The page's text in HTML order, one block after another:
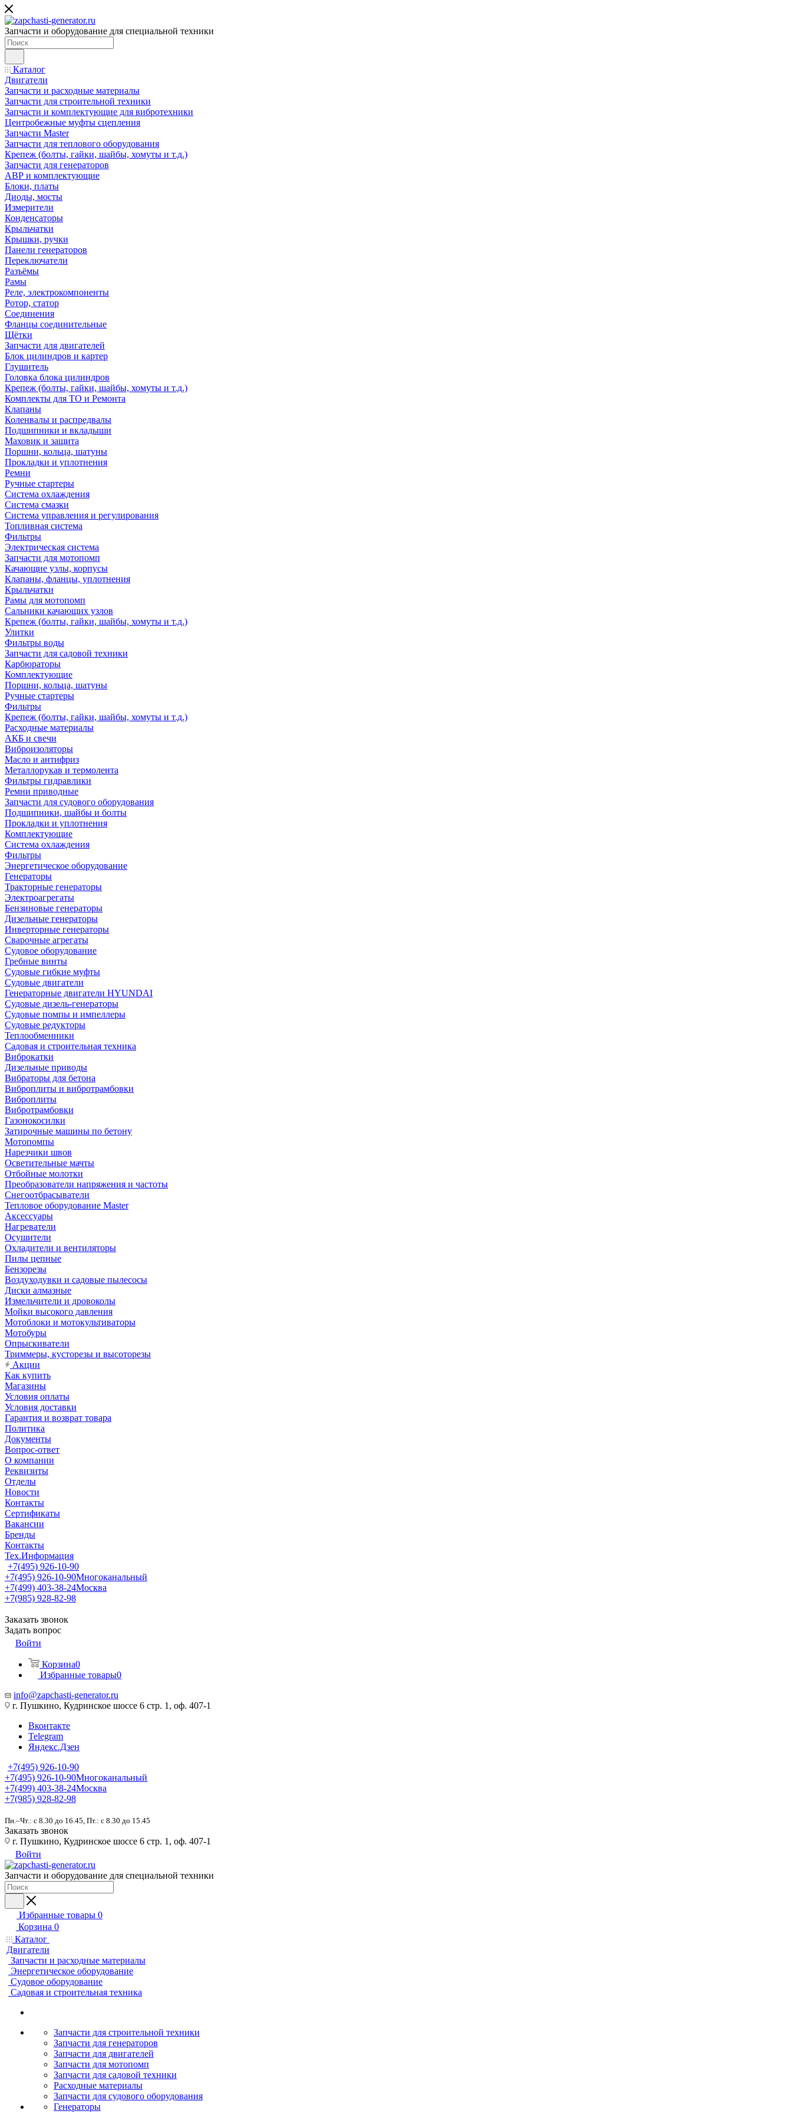
Запчасти и оборудование для специальной техники
Каталог
Двигатели
Запчасти и расходные материалы
Запчасти для строительной техники
Запчасти и комплектующие для вибротехники
Центробежные муфты сцепления
Запчасти Master
Запчасти для теплового оборудования
Крепеж (болты, гайки, шайбы, хомуты и т.д.)
Запчасти для генераторов
АВР и комплектующие
Блоки, платы
Диоды, мосты
Измерители
Конденсаторы
Крыльчатки
Крышки, ручки
Панели генераторов
Переключатели
Разъёмы
Рамы
Реле, электрокомпоненты
Ротор, статор
Соединения
Фланцы соединительные
Щётки
Запчасти для двигателей
Блок цилиндров и картер
Глушитель
Головка блока цилиндров
Крепеж (болты, гайки, шайбы, хомуты и т.д.)
Комплекты для ТО и Ремонта
Клапаны
Коленвалы и распредвалы
Подшипники и вкладыши
Маховик и защита
Поршни, кольца, шатуны
Прокладки и уплотнения
Ремни
Ручные стартеры
Система охлаждения
Система смазки
Система управления и регулирования
Топливная система
Фильтры
Электрическая система
Запчасти для мотопомп
Качающие узлы, корпусы
Клапаны, фланцы, уплотнения
Крыльчатки
Рамы для мотопомп
Сальники качающих узлов
Крепеж (болты, гайки, шайбы, хомуты и т.д.)
Улитки
Фильтры воды
Запчасти для садовой техники
Карбюраторы
Комплектующие
Поршни, кольца, шатуны
Ручные стартеры
Фильтры
Крепеж (болты, гайки, шайбы, хомуты и т.д.)
Расходные материалы
АКБ и свечи
Виброизоляторы
Масло и антифриз
Металлорукав и термолента
Фильтры гидравлики
Ремни приводные
Запчасти для судового оборудования
Подшипники, шайбы и болты
Прокладки и уплотнения
Комплектующие
Система охлаждения
Фильтры
Энергетическое оборудование
Генераторы
Тракторные генераторы
Электроагрегаты
Бензиновые генераторы
Дизельные генераторы
Инверторные генераторы
Сварочные агрегаты
Судовое оборудование
Гребные винты
Судовые гибкие муфты
Судовые двигатели
Генераторные двигатели HYUNDAI
Судовые дизель-генераторы
Судовые помпы и импеллеры
Судовые редукторы
Теплообменники
Садовая и строительная техника
Виброкатки
Дизельные приводы
Вибраторы для бетона
Виброплиты и вибротрамбовки
Виброплиты
Вибротрамбовки
Газонокосилки
Затирочные машины по бетону
Мотопомпы
Нарезчики швов
Осветительные мачты
Отбойные молотки
Преобразователи напряжения и частоты
Снегоотбрасыватели
Тепловое оборудование Master
Аксессуары
Нагреватели
Осушители
Охладители и вентиляторы
Пилы цепные
Бензорезы
Воздуходувки и садовые пылесосы
Диски алмазные
Измельчители и дровоколы
Мойки высокого давления
Мотоблоки и мотокультиваторы
Мотобуры
Опрыскиватели
Триммеры, кусторезы и высоторезы
Акции
Как купить
Магазины
Условия оплаты
Условия доставки
Гарантия и возврат товара
Политика
Документы
Вопрос-ответ
О компании
Реквизиты
Отделы
Новости
Контакты
Сертификаты
Вакансии
Бренды
Контакты
Тех.Информация
+7(495) 926-10-90
+7(495) 926-10-90Многоканальный
+7(499) 403-38-24Москва
+7(985) 928-82-98
Заказать звонок
Задать вопрос
Войти
Корзина0
Избранные товары0
info@zapchasti-generator.ru
г. Пушкино, Кудринское шоссе 6 стр. 1, оф. 407-1
Вконтакте
Telegram
Яндекс.Дзен
+7(495) 926-10-90
+7(495) 926-10-90Многоканальный
+7(499) 403-38-24Москва
+7(985) 928-82-98
Пн.–Чт.: с 8.30 до 16.45, Пт.: с 8.30 до 15.45
Заказать звонок
г. Пушкино, Кудринское шоссе 6 стр. 1, оф. 407-1
Войти
Запчасти и оборудование для специальной техники
Избранные товары 0
Корзина 0
Каталог
Двигатели
Запчасти и расходные материалы
Энергетическое оборудование
Судовое оборудование
Садовая и строительная техника
Запчасти для строительной техники
Запчасти для генераторов
Запчасти для двигателей
Запчасти для мотопомп
Запчасти для садовой техники
Расходные материалы
Запчасти для судового оборудования
Генераторы